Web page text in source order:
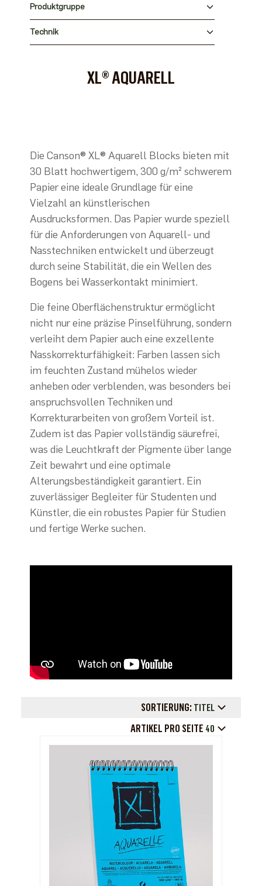
Produktgruppe
Technik
XL® AQUARELL
Die Canson® XL® Aquarell Blocks bieten mit
30 Blatt hochwertigem, 300 g/m² schwerem
Papier eine ideale Grundlage für eine
Vielzahl an künstlerischen
Ausdrucksformen. Das Papier wurde speziell
für die Anforderungen von Aquarell- und
Nasstechniken entwickelt und überzeugt
durch seine Stabilität, die ein Wellen des
Bogens bei Wasserkontakt minimiert.
Die feine Oberflächenstruktur ermöglicht
nicht nur eine präzise Pinselführung, sondern
verleiht dem Papier auch eine exzellente
Nasskorrekturfähigkeit: Farben lassen sich
im feuchten Zustand mühelos wieder
anheben oder verblenden, was besonders bei
anspruchsvollen Techniken und
Korrekturarbeiten von großem Vorteil ist.
Zudem ist das Papier vollständig säurefrei,
was die Leuchtkraft der Pigmente über lange
Zeit bewahrt und eine optimale
Alterungsbeständigkeit garantiert. Ein
zuverlässiger Begleiter für Studenten und
Künstler, die ein robustes Papier für Studien
und fertige Werke suchen.
SORTIERUNG: TITEL
ARTIKEL PRO SEITE 40